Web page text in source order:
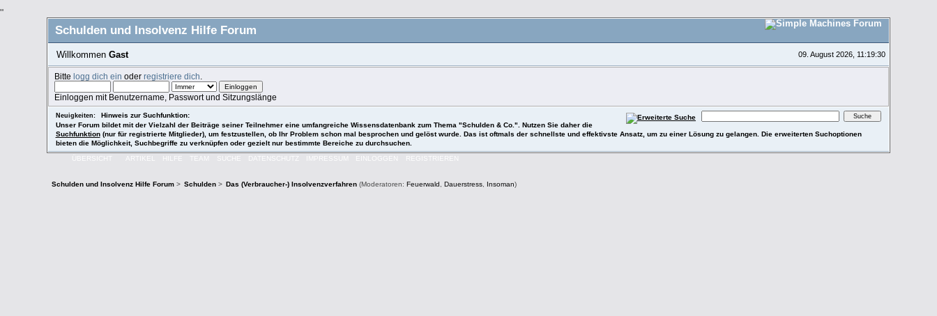
"
Schulden und Insolvenz Hilfe Forum
09. August 2026, 11:19:30
Willkommen Gast
Bittelogg dich ein oderregistriere dich
Einloggen mit Benutzername, Passwort und Sitzungslänge
Neuigkeiten:
Hinweis zur Suchfunktion:
Unser Forum bildet mit der Vielzahl der Beiträge seiner Teilnehmer eine umfangreiche Wissensdatenbank zum Thema "Schulden & Co.". Nutzen Sie daher die
Suchfunktion(nur für registrierte Mitglieder), um festzustellen, ob Ihr Problem schon mal besprochen und gelöst wurde. Das ist oftmals der schnellste und effektivste Ansatz, um zu einer Lösung zu gelangen. Die erweiterten Suchoptionen
bieten die Möglichkeit, Suchbegriffe zu verknüpfen oder gezielt nur bestimmte Bereiche zu durchsuchen.
ÜBERSICHT ARTIKEL HILFE TEAM SUCHE DATENSCHUTZ IMPRESSUM EINLOGGEN REGISTRIEREN
Schulden und Insolvenz Hilfe Forum> Schulden> Das (Verbraucher-) Insolvenzverfahren(Moderatoren: Feuerwald , Dauerstress, Insoman)